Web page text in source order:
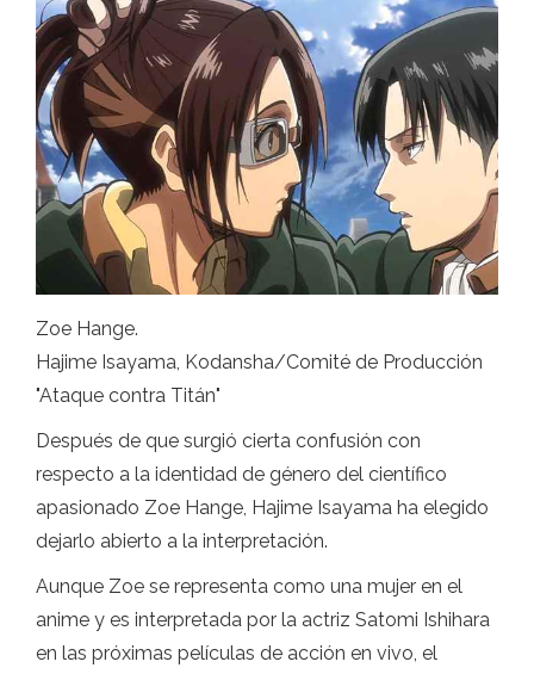
Zoe Hange.
Hajime Isayama, Kodansha/Comité de Producción
"Ataque contra Titán"
Después de que surgió cierta confusión con
respecto a la identidad de género del científico
apasionado Zoe Hange, Hajime Isayama ha elegido
dejarlo abierto a la interpretación.
Aunque Zoe se representa como una mujer en el
anime y es interpretada por la actriz Satomi Ishihara
en las próximas películas de acción en vivo, el